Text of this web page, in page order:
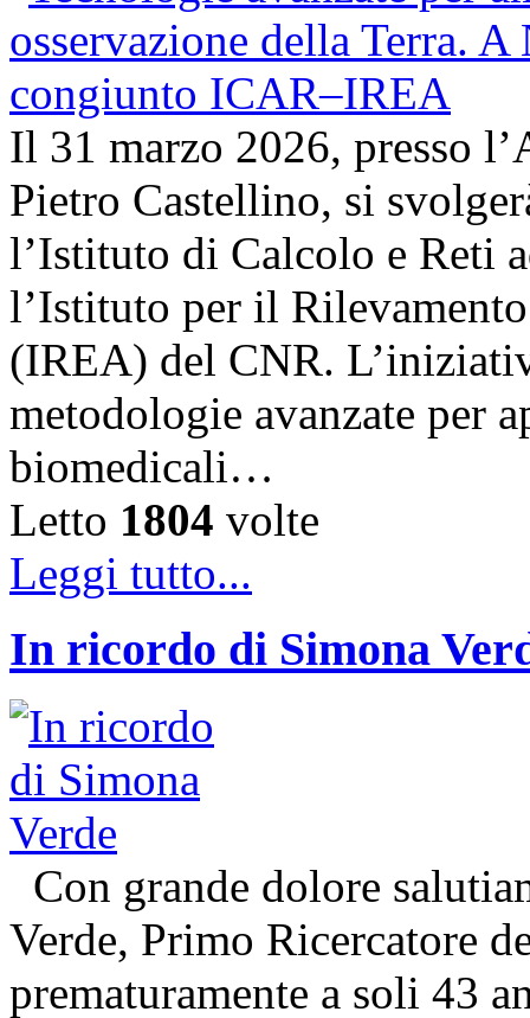
Il 31 marzo 2026, presso
Pietro Castellino, si
l’Istituto di Calcolo e Reti
l’Istituto per il
(IREA) del CNR.
metodologie avanzate per
biomedicali…
Letto 1804 volte
Leggi tutto...
In ricordo di Simona
Con grande dolore
Verde, Primo Ricercatore
prematuramente a soli 43